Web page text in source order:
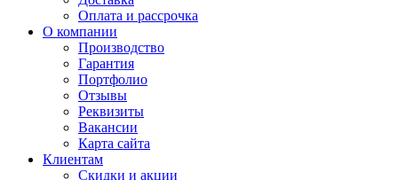
Оплата и рассрочка
О компании
Производство
Гарантия
Портфолио
Отзывы
Реквизиты
Вакансии
Карта сайта
Клиентам
Скидки и акции